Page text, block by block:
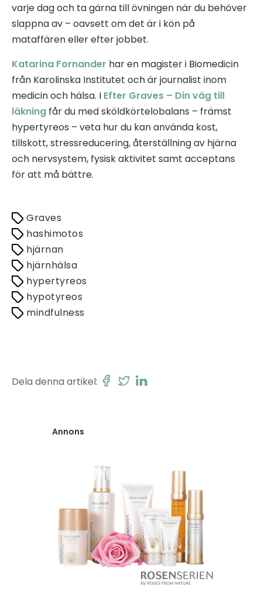
varje dag och ta gärna till övningen när du behöver
slappna av – oavsett om det är i kön på
mataffären eller efter jobbet.
Katarina Fornander har en magister i Biomedicin
från Karolinska Institutet och är journalist inom
medicin och hälsa. I Efter Graves – Din väg till
läkning får du med sköldkörtelobalans – främst
hypertyreos – veta hur du kan använda kost,
tillskott, stressreducering, återställning av hjärna
och nervsystem, fysisk aktivitet samt acceptans
för att må bättre.
Graves
hashimotos
hjärnan
hjärnhälsa
hypertyreos
hypotyreos
mindfulness
Dela denna artikel:
Annons